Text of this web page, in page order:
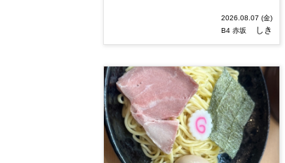
2026.08.07 (金)
B4 赤坂
しき